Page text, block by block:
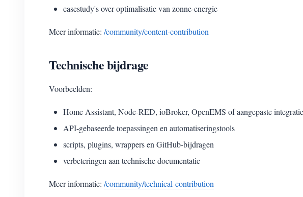
casestudy's over optimalisatie van zonne-energie
Meer informatie: /community/content-contribution
Technische bijdrage
Voorbeelden:
Home Assistant, Node-RED, ioBroker, OpenEMS of aangepaste
API-gebaseerde toepassingen en automatiseringstools
scripts, plugins, wrappers en GitHub-bijdragen
verbeteringen aan technische documentatie
Meer informatie: /community/technical-contribution